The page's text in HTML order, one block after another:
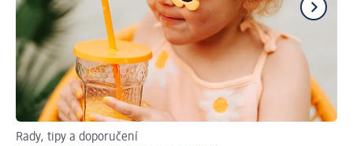
Rady, tipy a doporučení